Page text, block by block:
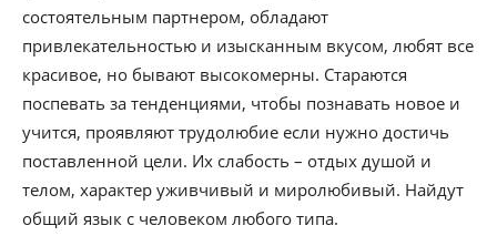
состоятельным партнером, обладают
привлекательностью и изысканным вкусом, любят все
красивое, но бывают высокомерны. Стараются
поспевать за тенденциями, чтобы познавать новое и
учится, проявляют трудолюбие если нужно достичь
поставленной цели. Их слабость – отдых душой и
телом, характер уживчивый и миролюбивый. Найдут
общий язык с человеком любого типа.